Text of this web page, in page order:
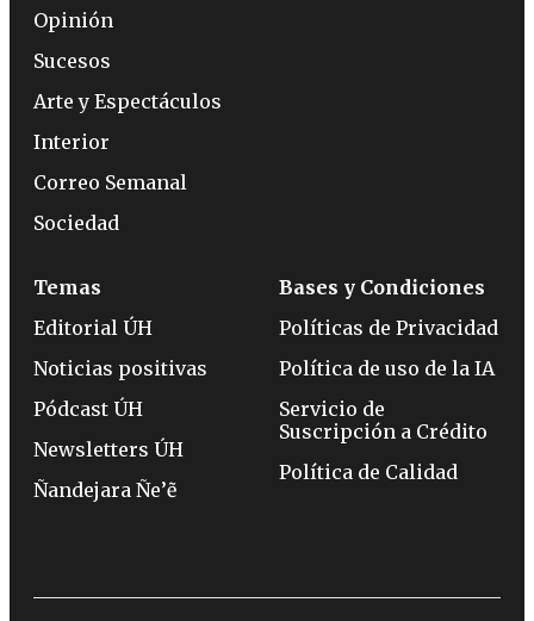
Opinión
Sucesos
Arte y Espectáculos
Interior
Correo Semanal
Sociedad
Temas
Editorial ÚH
Noticias positivas
Pódcast ÚH
Newsletters ÚH
Ñandejara Ñe’ẽ
Bases y Condiciones
Políticas de Privacidad
Política de uso de la IA
Servicio de
Suscripción a Crédito
Política de Calidad